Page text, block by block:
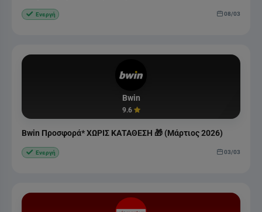
Ενεργή 08/03
Bwin
9.6
Bwin Προσφορά* ΧΩΡΙΣ ΚΑΤΑΘΕΣΗ 🎁 (Μάρτιος 2026)
Ενεργή 03/03